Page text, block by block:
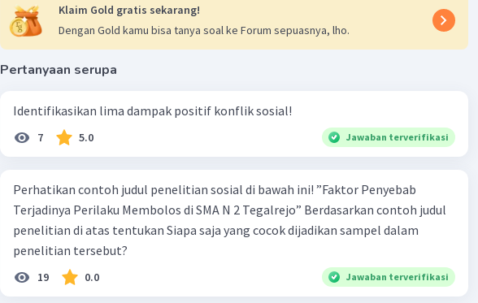
Klaim Gold gratis sekarang!
Dengan Gold kamu bisa tanya soal ke Forum sepuasnya, lho.
Pertanyaan serupa
Identifikasikan lima dampak positif konflik sosial!
7 5.0 Jawaban terverifikasi
Perhatikan contoh judul penelitian sosial di bawah ini! ”Faktor Penyebab
Terjadinya Perilaku Membolos di SMA N 2 Tegalrejo” Berdasarkan contoh judul
penelitian di atas tentukan Siapa saja yang cocok dijadikan sampel dalam
penelitian tersebut?
19 0.0 Jawaban terverifikasi